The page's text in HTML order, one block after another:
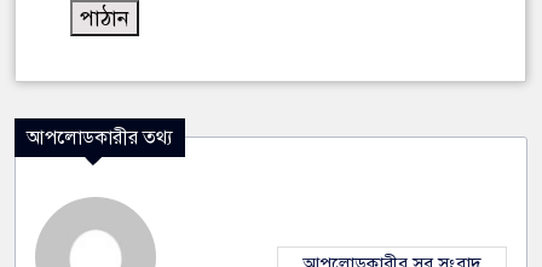
আপলোডকারীর তথ্য